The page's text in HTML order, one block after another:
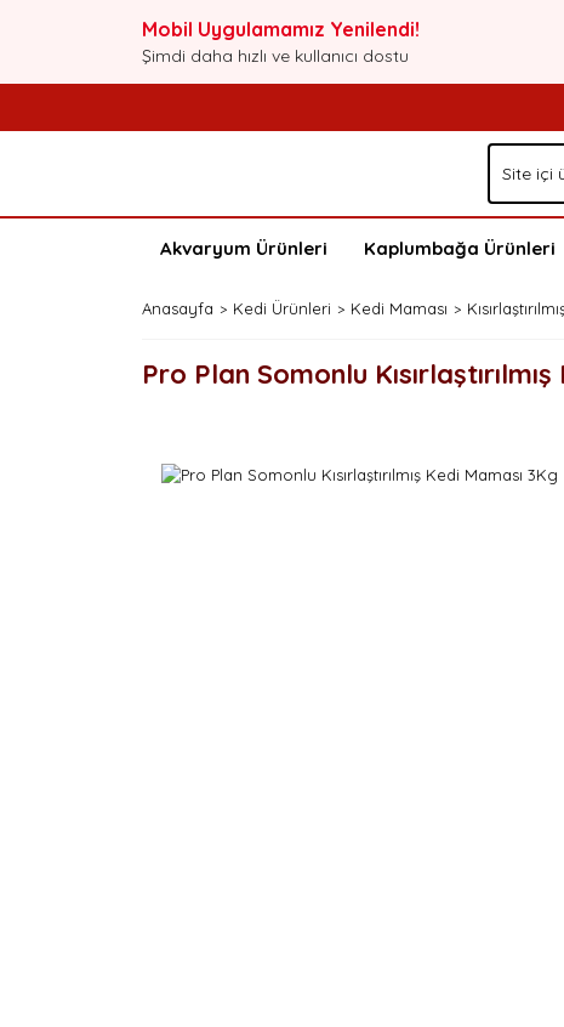
Mobil Uygulamamız Yenilendi!
Şimdi daha hızlı ve kullanıcı dostu
Akvaryum Ürünleri Kaplumbağa Ürünleri
Anasayfa Kedi Ürünleri Kedi Maması
Pro Plan Somonlu